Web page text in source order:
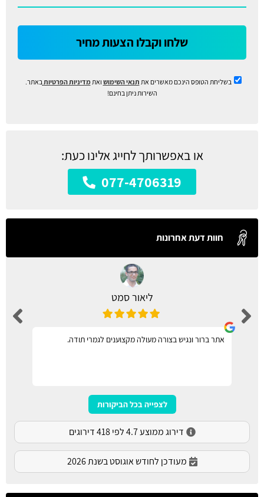
שלחו וקבלו הצעות מחיר
בשליחת הטופס הינכם מאשרים את תנאי השימוש ואתמדיניות הפרטיות באתר.
השירות ניתן בחינם!
או באפשרותך לחייג אלינו כעת:
077-4706319
חוות דעת אחרונות
ליאור סמט
אתר ברור ונגיש בצורה מעולה מקצוענים לגמרי תודה.
לצפייה בכל הביקורות
דירוג ממוצע 4.7 לפי 418 דירוגים
מעודכן לחודש אוגוסט בשנת 2026